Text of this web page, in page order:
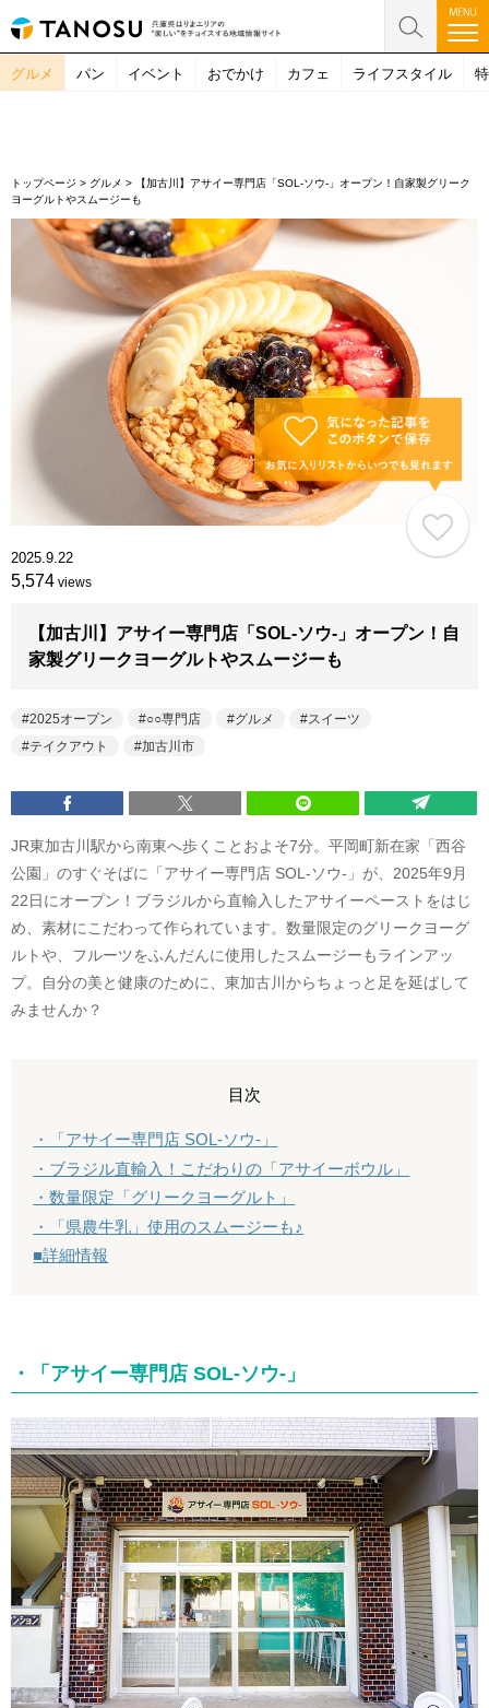
グルメ パン イベント おでかけ カフェ ライフスタイル
トップページ > グルメ >
【加古川】アサイー専門店「SOL-ソウ-」オープン！自家製グリーク
ヨーグルトやスムージーも
2025.9.22
5,574 views
【加古川】アサイー専門店「SOL-ソウ-」オープン！自
家製グリークヨーグルトやスムージーも
2025オープン ○○専門店 グルメ
スイーツ
テイクアウト
加古川市
JR東加古川駅から南東へ歩くことおよそ7分。平岡町新在家「西谷
公園」のすぐそばに「アサイー専門店 SOL-ソウ-」が、2025年9月
22日にオープン！ブラジルから直輸入したアサイーペーストをはじ
め、素材にこだわって作られています。数量限定のグリークヨーグ
ルトや、フルーツをふんだんに使用したスムージーもラインアッ
プ。自分の美と健康のために、東加古川からちょっと足を延ばして
みませんか？
目次
・「アサイー専門店 SOL-ソウ-」
・ブラジル直輸入！こだわりの「アサイーボウル」
・数量限定「グリークヨーグルト」
・「県農牛乳」使用のスムージーも♪
■詳細情報
・「アサイー専門店 SOL-ソウ-」